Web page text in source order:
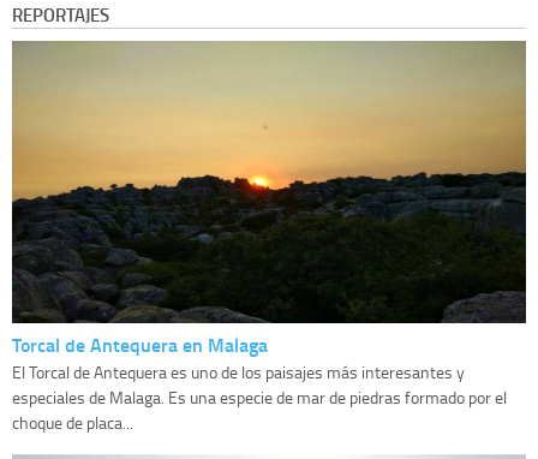
REPORTAJES
Torcal de Antequera en Malaga
El Torcal de Antequera es uno de los paisajes más interesantes y
especiales de Malaga. Es una especie de mar de piedras formado por el
choque de placa...